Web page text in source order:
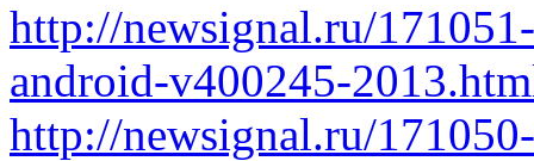
http://newsignal.ru/
android-v400245-
http://newsignal.ru/